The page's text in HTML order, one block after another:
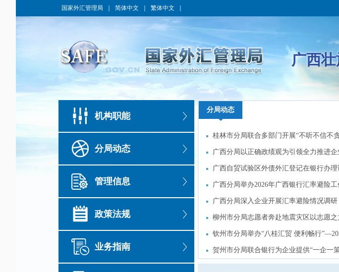
国家外汇管理局 简体中文 繁体中文
广西
机构职能
分局动态
管理信息
政策法规
业务指南
分局动态
桂林市分局联合多部门开展“不听不信不
活动
广西分局以正确政绩观为引领全力推进
广西自贸试验区外债外汇登记在银行办
广西分局举办2026年广西银行汇率避险
务专题培训会
广西分局深入企业开展汇率避险情况调研
柳州市分局志愿者奔赴地震灾区以志愿
钦州市分局举办“八桂汇贸 便利畅行
讲会
贺州市分局联合银行为企业提供“一企一
分局动态
桂林市分局联合多部门开展“不听不信不
活动
广西分局以正确政绩观为引领全力推进
广西自贸试验区外债外汇登记在银行办
广西分局举办2026年广西银行汇率避险
务专题培训会
广西分局深入企业开展汇率避险情况调研
柳州市分局志愿者奔赴地震灾区以志愿
钦州市分局举办“八桂汇贸 便利畅行
讲会
贺州市分局联合银行为企业提供“一企一